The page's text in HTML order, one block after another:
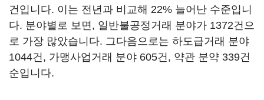
건입니다. 이는 전년과 비교해 22% 늘어난 수준입니
다. 분야별로 보면, 일반불공정거래 분야가 1372건으
로 가장 많았습니다. 그다음으로는 하도급거래 분야
1044건, 가맹사업거래 분야 605건, 약관 분약 339건
순입니다.